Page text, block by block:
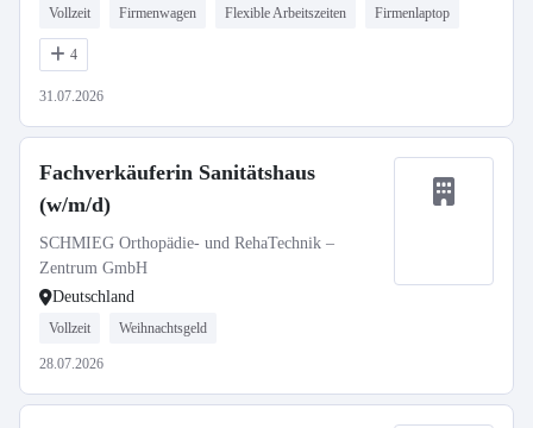
Vollzeit Firmenwagen Flexible Arbeitszeiten Firmenlaptop
4
31.07.2026
Fachverkäuferin Sanitätshaus
(w/m/d)
SCHMIEG Orthopädie- und RehaTechnik –
Zentrum GmbH
Deutschland
Vollzeit Weihnachtsgeld
28.07.2026